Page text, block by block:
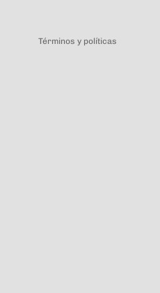
Términos y políticas